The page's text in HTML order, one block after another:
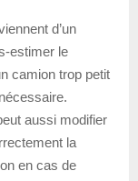
d’un
estimer le
camion trop petit
aussi modifier
la
en cas de